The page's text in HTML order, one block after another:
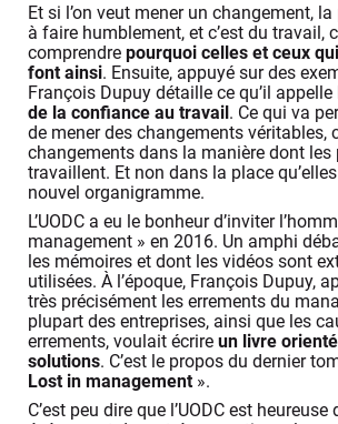
Et si l’on veut mener un changement,
à faire humblement, et c’est du travail,
comprendrepourquoi celles et ceux
font ainsi. Ensuite, appuyé sur des
François Dupuy détaille ce qu’il appelle
de la confiance au travail. Ce qui va
de mener des changements véritables,
changements dans la manière dont les
travaillent. Et non dans la place
nouvel organigramme.
L’UODC a eu le bonheur d’inviter
management » en 2016. Un amphi
les mémoires et dont les vidéos sont
utilisées. À l’époque, François Dupuy,
très précisément les errements du
plupart des entreprises, ainsi que les
errements, voulait écrireun livre
solutions. C’est le propos du dernier
Lost in management ».
C’est peu dire que l’UODC est heureuse